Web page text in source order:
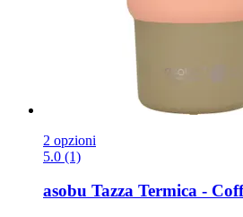
2 opzioni
5.0 (1)
asobu Tazza Termica -​